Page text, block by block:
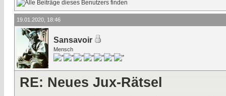
19.01.2020, 18:46
Sansavoir
Mensch
RE: Neues Jux-Rätsel